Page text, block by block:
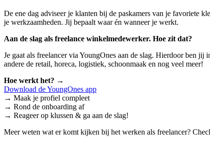
De ene dag adviseer je klanten bij de paskamers van je favoriete
je werkzaamheden. Jij bepaalt waar én wanneer je werkt.
Aan de slag als freelance winkelmedewerker. Hoe zit dat?
Je gaat als freelancer via YoungOnes aan de slag. Hierdoor ben
andere de retail, horeca, logistiek, schoonmaak en nog veel meer!
Hoe werkt het? →
Download de YoungOnes app
→ Maak je profiel compleet
→ Rond de onboarding af
→ Reageer op klussen & ga aan de slag!
Meer weten wat er komt kijken bij het werken als freelancer?